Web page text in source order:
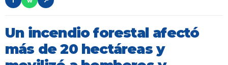
Un incendio forestal afectó
más de 20 hectáreas y